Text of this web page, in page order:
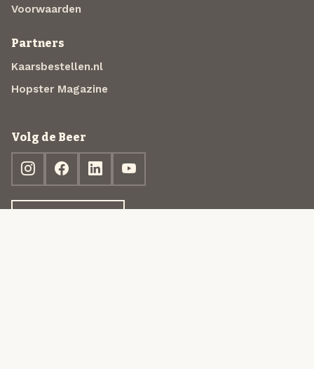
Voorwaarden
Partners
Kaarsbestellen.nl
Hopster Magazine
Volg de Beer